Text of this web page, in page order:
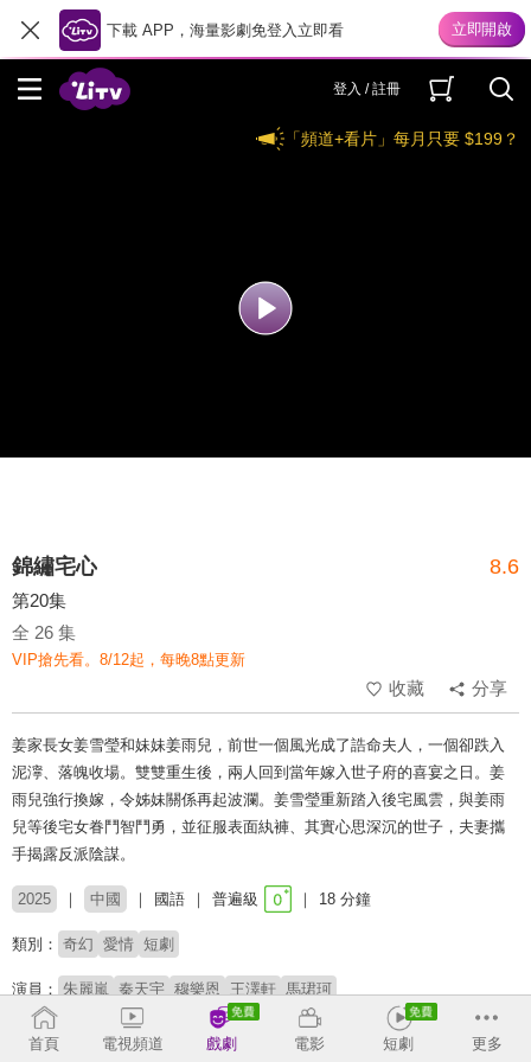
下載 APP，海量影劇免登入立即看
登入 / 註冊
「頻道+看片」每月只要 $199？
錦繡宅心 8.6
第20集
全 26 集
VIP搶先看。8/12起，每晚8點更新
收藏 分享
姜家長女姜雪瑩和妹妹姜雨兒，前世一個風光成了誥命夫人，一個卻跌入
泥濘、落魄收場。雙雙重生後，兩人回到當年嫁入世子府的喜宴之日。姜
雨兒強行換嫁，令姊妹關係再起波瀾。姜雪瑩重新踏入後宅風雲，與姜雨
兒等後宅女眷鬥智鬥勇，並征服表面紈褲、其實心思深沉的世子，夫妻攜
手揭露反派陰謀。
2025 中國 國語 普遍級 18 分鐘
類別： 奇幻 愛情 短劇
演員： 朱麗嵐 秦天宇 穆樂恩 王澤軒 馬珺珂
# 重生 # 短劇推薦 # 熱門短劇 # 免費短劇
首頁 電視頻道 戲劇 電影 短劇 更多